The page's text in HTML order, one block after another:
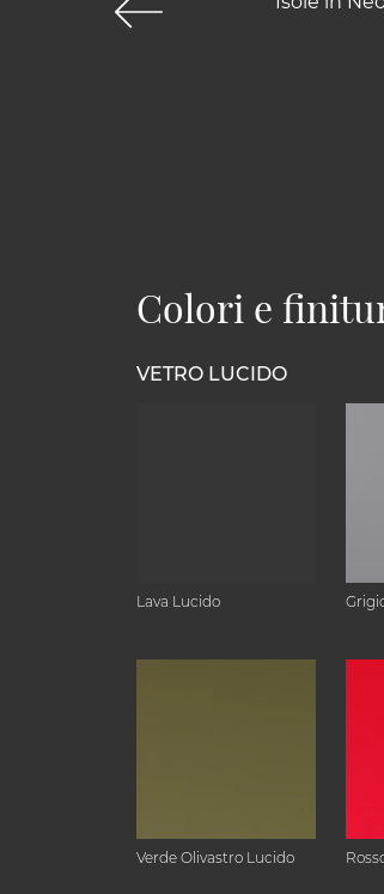
Colori e
VETRO LUCIDO
Lava Lucido
Verde Olivastro Lucido